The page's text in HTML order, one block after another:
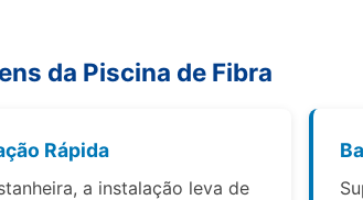
da Piscina de Fibra
Rápida
a instalação leva de